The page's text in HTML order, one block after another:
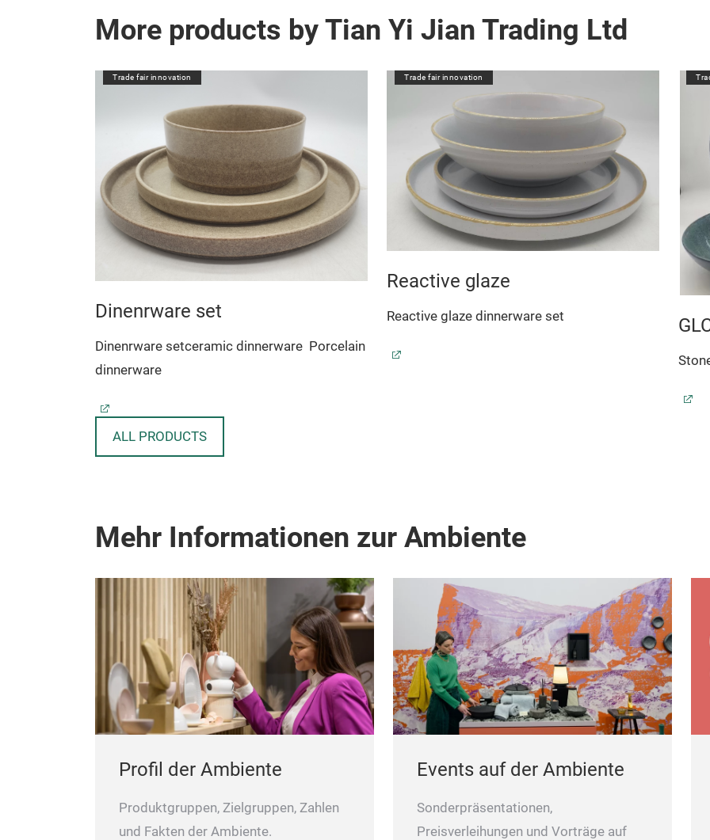
More products by Tian Yi Jian Trading Ltd
Trade fair innovation
Dinenrware set
Dinenrware setceramic dinnerware Porcelain
dinnerware
Trade fair innovation
Reactive glaze
Reactive glaze dinnerware set
ALL PRODUCTS
Mehr Informationen zur Ambiente
Profil der Ambiente
Produktgruppen, Zielgruppen, Zahlen
und Fakten der Ambiente.
Events auf der Ambiente
Sonderpräsentationen,
Preisverleihungen und Vorträge auf